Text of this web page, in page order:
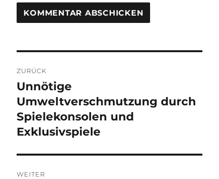
ZURÜCK
Vorheriger
Beitrag:
Unnötige
Umweltverschmutzung durch
Spielekonsolen und
Exklusivspiele
WEITER